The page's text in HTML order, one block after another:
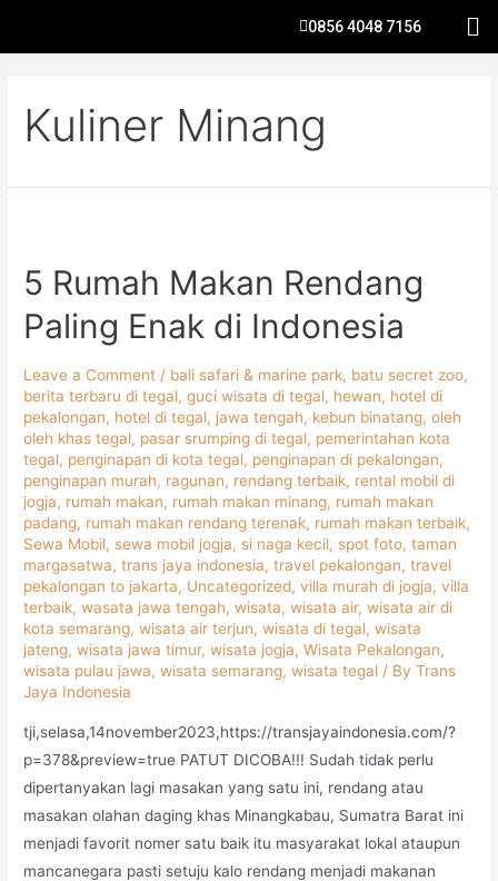
0856 4048 7156
Kuliner Minang
5 Rumah Makan Rendang
Paling Enak di Indonesia
Leave a Comment / bali safari & marine park, batu secret zoo,
berita terbaru di tegal,guci wisata di tegal, hewan, hotel di
pekalongan, hotel di tegal, jawa tengah, kebun binatang,oleh
oleh khas tegal, pasar srumping di tegal, pemerintahan kota
tegal, penginapan di kota tegal, penginapan di pekalongan,
penginapan murah, ragunan, rendang terbaik, rental mobil di
jogja, rumah makan, rumah makan minang, rumah makan
padang, rumah makan rendang terenak, rumah makan terbaik,
Sewa Mobil, sewa mobil jogja, si naga kecil, spot foto,taman
margasatwa,trans jaya indonesia,travel pekalongan,travel
pekalongan to jakarta, Uncategorized,villa murah di jogja,villa
terbaik,wasata jawa tengah,wisata,wisata air,wisata air di
kota semarang,wisata air terjun,wisata di tegal,wisata
jateng,wisata jawa timur,wisata jogja,Wisata Pekalongan,
wisata pulau jawa,wisata semarang,wisata tegal / ByTrans
Jaya Indonesia
tji,selasa,14november2023,https://transjayaindonesia.com/?
p=378&preview=true PATUT DICOBA!!! Sudah tidak perlu
dipertanyakan lagi masakan yang satu ini, rendang atau
masakan olahan daging khas Minangkabau, Sumatra Barat ini
menjadi favorit nomer satu baik itu masyarakat lokal ataupun
mancanegara pasti setuju kalo rendang menjadi makanan